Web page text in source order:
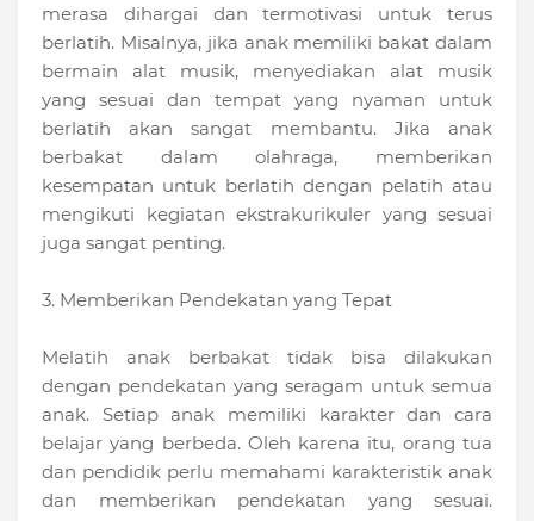
merasa dihargai dan termotivasi untuk terus
berlatih. Misalnya, jika anak memiliki bakat dalam
bermain alat musik, menyediakan alat musik
yang sesuai dan tempat yang nyaman untuk
berlatih akan sangat membantu. Jika anak
berbakat dalam olahraga, memberikan
kesempatan untuk berlatih dengan pelatih atau
mengikuti kegiatan ekstrakurikuler yang sesuai
juga sangat penting.
3. Memberikan Pendekatan yang Tepat
Melatih anak berbakat tidak bisa dilakukan
dengan pendekatan yang seragam untuk semua
anak. Setiap anak memiliki karakter dan cara
belajar yang berbeda. Oleh karena itu, orang tua
dan pendidik perlu memahami karakteristik anak
dan memberikan pendekatan yang sesuai.